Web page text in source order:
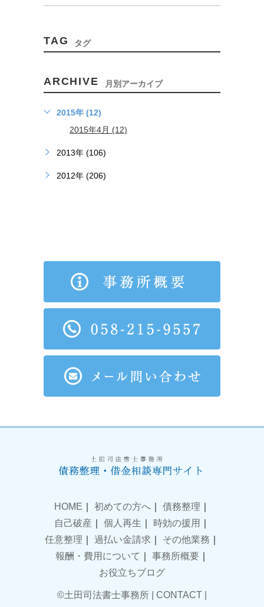
TAG タグ
ARCHIVE 月別アーカイブ
2015年 (12)
2015年4月 (12)
2013年 (106)
2012年 (206)
HOME 初めての方へ 債務整理
自己破産
個人再生 時効の援用
任意整理
過払い金請求 その他業務
報酬・費用について
事務所概要
お役立ちブログ
©土田司法書士事務所 | CONTACT